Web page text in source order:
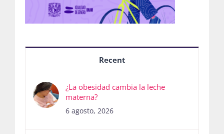
Recent
¿La obesidad cambia la leche
materna?
6 agosto, 2026